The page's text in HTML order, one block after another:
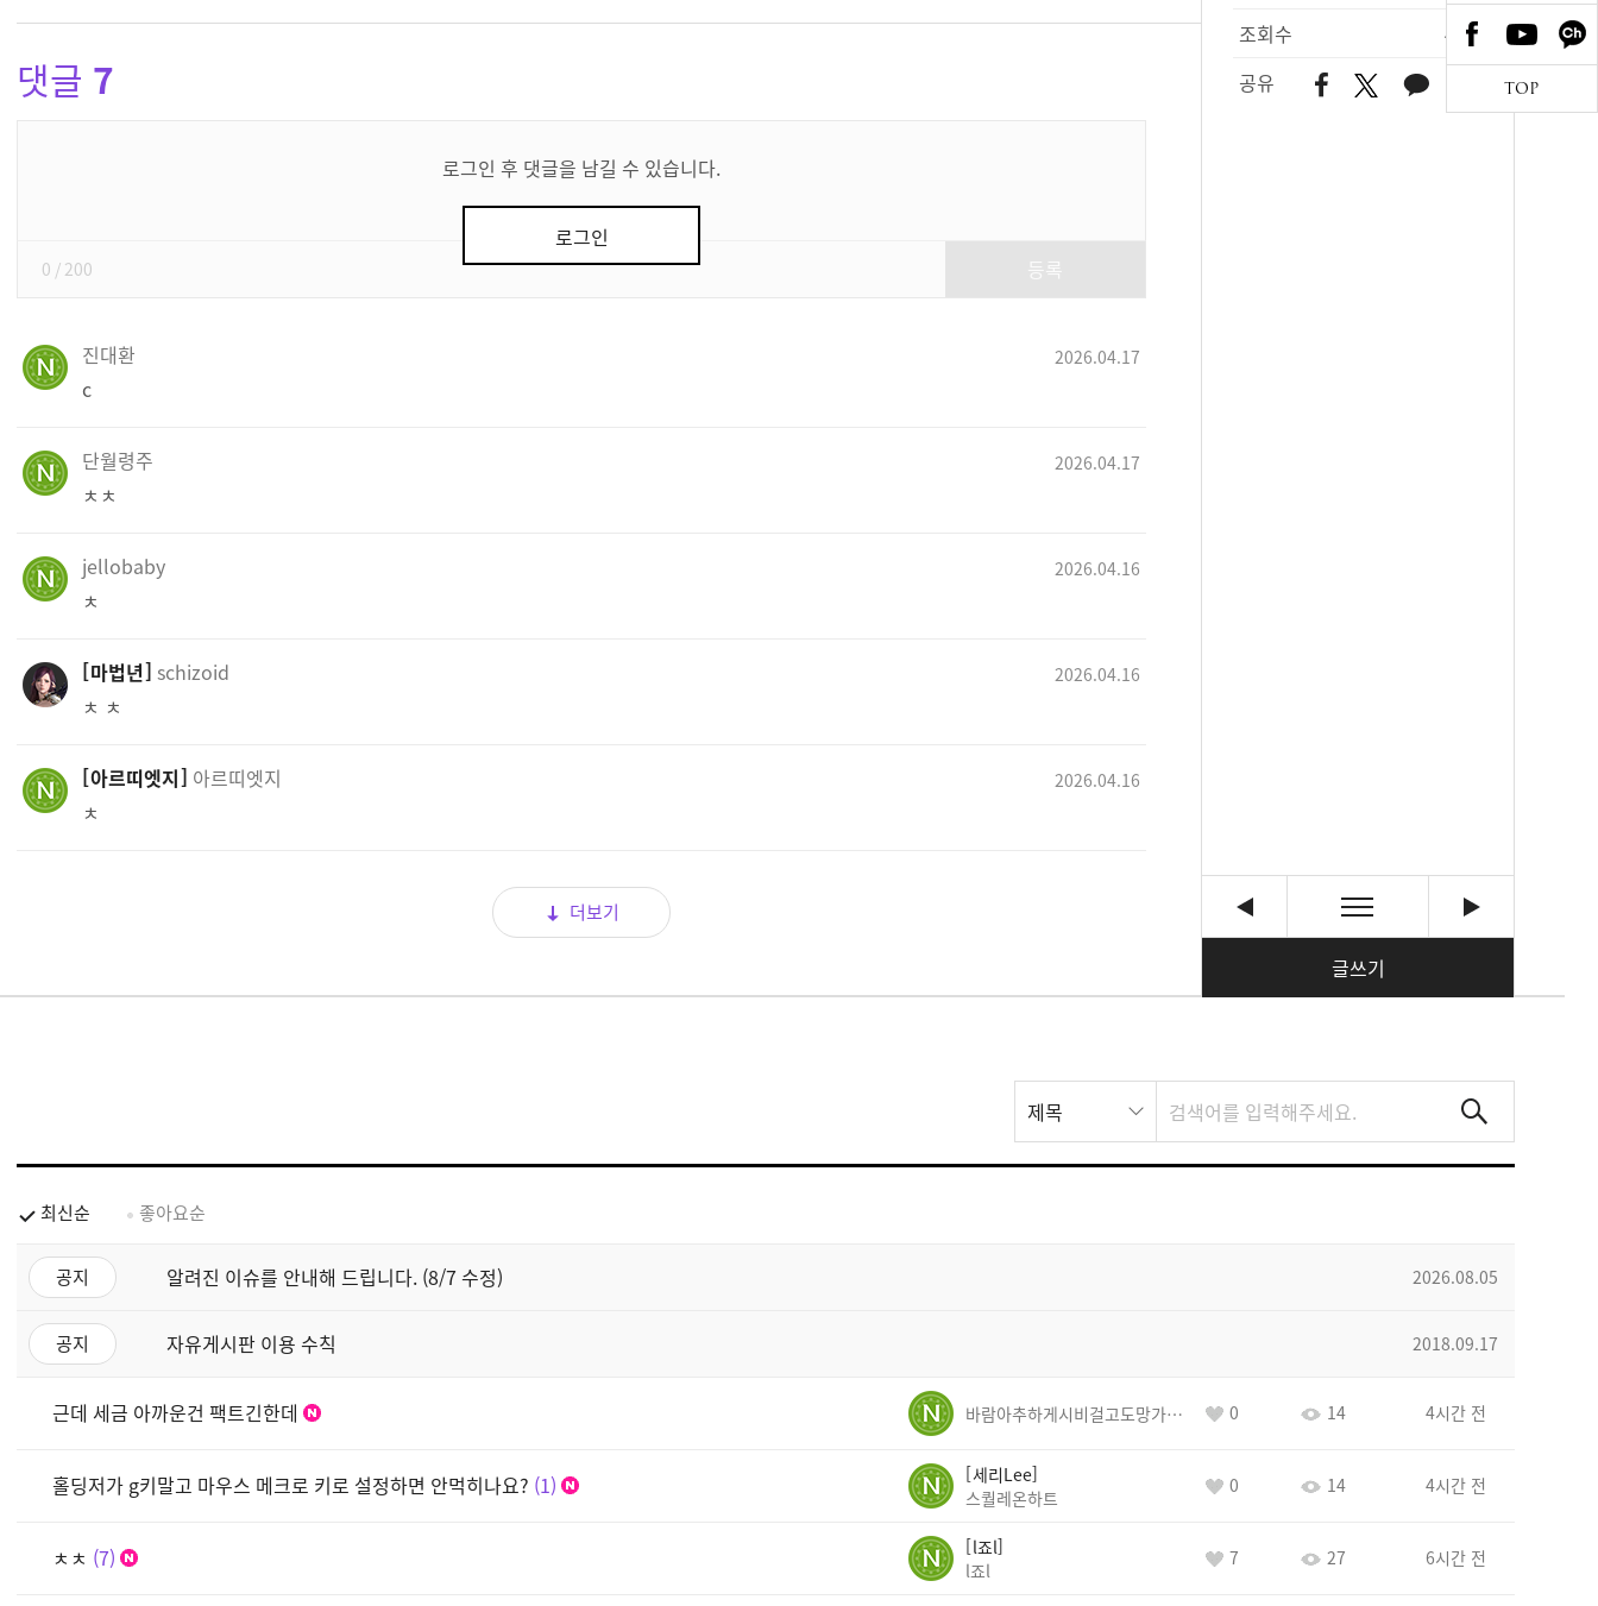
조회수
441
공유
글쓰기
댓글 7
로그인 후 댓글을 남길 수 있습니다.
로그인
0 / 200
진대환 2026.04.17
c
단월령주 2026.04.17
ㅊㅊ
jellobaby 2026.04.16
ㅊ
마법년 schizoid 2026.04.16
ㅊ ㅊ
아르띠엣지 아르띠엣지 2026.04.16
ㅊ
더보기
스
트
제목
최신순 좋아요순
공지 알려진 이슈를 안내해 드립니다. (8/7 수정) 2026.08.05
공지 자유게시판 이용 수칙 2018.09.17
근데 세금 아까운건 팩트긴한데 바람아추하게시비걸고도망가냐당당하게글써 0 14 4시간 전
홀딩저가 g키말고 마우스 메크로 키로 설정하면 안먹히나요? 1
세리Lee
스퀄레온하트
0 14 4시간 전
ㅊㅊ 7
l죠l
l죠l
7 27 6시간 전
TOP